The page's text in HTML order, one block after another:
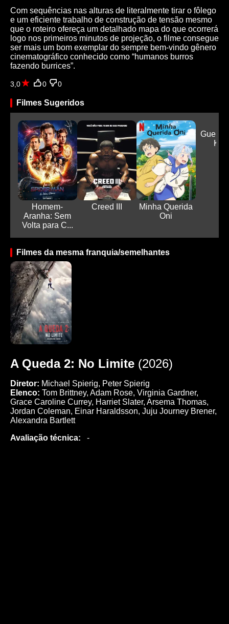
Com sequências nas alturas de literalmente tirar o fôlego
e um eficiente trabalho de construção de tensão mesmo
que o roteiro ofereça um detalhado mapa do que ocorrerá
logo nos primeiros minutos de projeção, o filme consegue
ser mais um bom exemplar do sempre bem-vindo gênero
cinematográfico conhecido como “humanos burros
fazendo burrices”.
3,0 0 0
Filmes Sugeridos
Homem-
Aranha: Sem
Volta para C...
Creed III
Minha Querida
Oni
K-
Filmes da mesma franquia/semelhantes
A Queda 2: No Limite (2026)
Diretor: Michael Spierig, Peter Spierig
Elenco: Tom Brittney, Adam Rose, Virginia Gardner,
Grace Caroline Currey, Harriet Slater, Arsema Thomas,
Jordan Coleman, Einar Haraldsson, Juju Journey Brener,
Alexandra Bartlett
Avaliação técnica:
-